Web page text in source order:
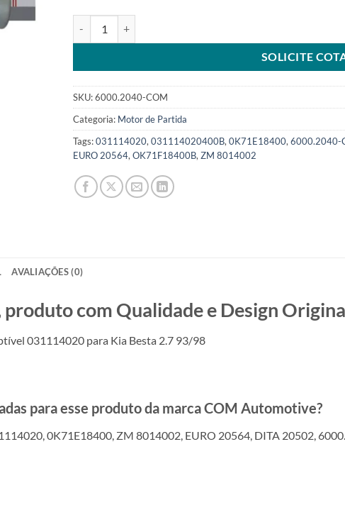
SOLICITE
SKU:6000.2040-COM
Categoria: Motor de Partida
Tags:031114020, 031114020400B, 0K71E18400, 6000.2040-
EURO 20564, OK71F18400B, ZM 8014002
AVALIAÇÕES (0)
com Qualidade e Design
031114020 para Kia Besta 2.7 93/98
para esse produto da marca COM Automotive?
0K71E18400, ZM 8014002, EURO 20564, DITA 20502,